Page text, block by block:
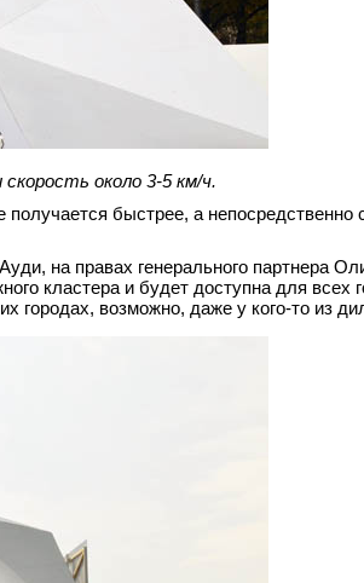
около 3-5 км/ч.
быстрее, а
на правах генерального партнера
кластера и будет доступна для всех
городах, возможно, даже у кого-то из